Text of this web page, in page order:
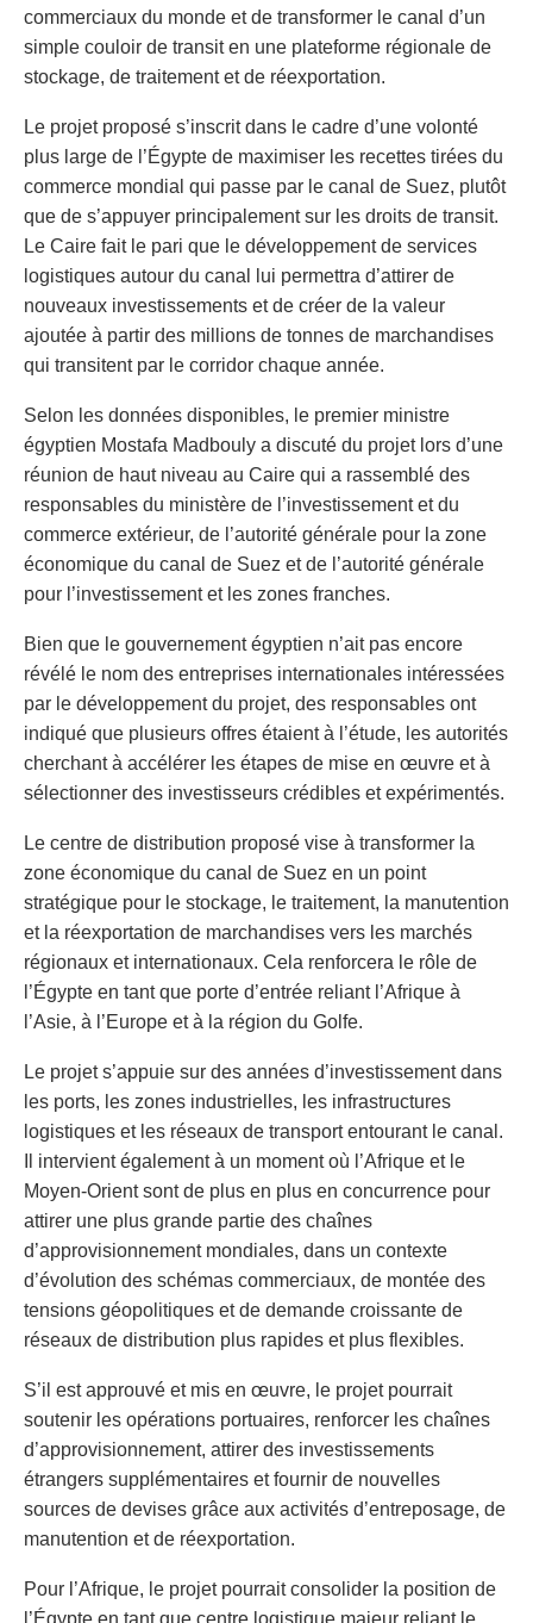
commerciaux du monde et de transformer le canal d’un
simple couloir de transit en une plateforme régionale de
stockage, de traitement et de réexportation.
Le projet proposé s’inscrit dans le cadre d’une volonté
plus large de l’Égypte de maximiser les recettes tirées du
commerce mondial qui passe par le canal de Suez, plutôt
que de s’appuyer principalement sur les droits de transit.
Le Caire fait le pari que le développement de services
logistiques autour du canal lui permettra d’attirer de
nouveaux investissements et de créer de la valeur
ajoutée à partir des millions de tonnes de marchandises
qui transitent par le corridor chaque année.
Selon les données disponibles, le premier ministre
égyptien Mostafa Madbouly a discuté du projet lors d’une
réunion de haut niveau au Caire qui a rassemblé des
responsables du ministère de l’investissement et du
commerce extérieur, de l’autorité générale pour la zone
économique du canal de Suez et de l’autorité générale
pour l’investissement et les zones franches.
Bien que le gouvernement égyptien n’ait pas encore
révélé le nom des entreprises internationales intéressées
par le développement du projet, des responsables ont
indiqué que plusieurs offres étaient à l’étude, les autorités
cherchant à accélérer les étapes de mise en œuvre et à
sélectionner des investisseurs crédibles et expérimentés.
Le centre de distribution proposé vise à transformer la
zone économique du canal de Suez en un point
stratégique pour le stockage, le traitement, la manutention
et la réexportation de marchandises vers les marchés
régionaux et internationaux. Cela renforcera le rôle de
l’Égypte en tant que porte d’entrée reliant l’Afrique à
l’Asie, à l’Europe et à la région du Golfe.
Le projet s’appuie sur des années d’investissement dans
les ports, les zones industrielles, les infrastructures
logistiques et les réseaux de transport entourant le canal.
Il intervient également à un moment où l’Afrique et le
Moyen-Orient sont de plus en plus en concurrence pour
attirer une plus grande partie des chaînes
d’approvisionnement mondiales, dans un contexte
d’évolution des schémas commerciaux, de montée des
tensions géopolitiques et de demande croissante de
réseaux de distribution plus rapides et plus flexibles.
S’il est approuvé et mis en œuvre, le projet pourrait
soutenir les opérations portuaires, renforcer les chaînes
d’approvisionnement, attirer des investissements
étrangers supplémentaires et fournir de nouvelles
sources de devises grâce aux activités d’entreposage, de
manutention et de réexportation.
Pour l’Afrique, le projet pourrait consolider la position de